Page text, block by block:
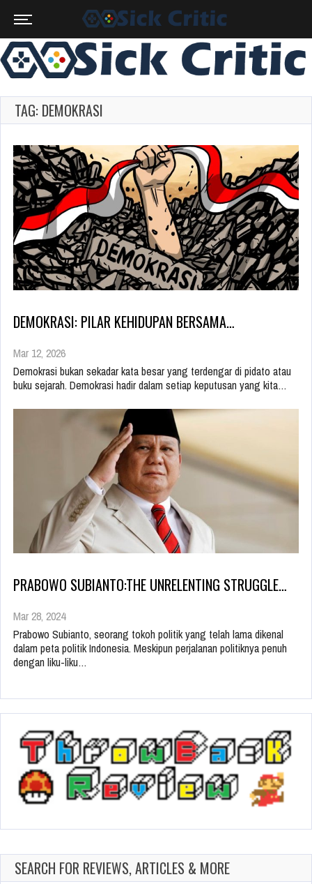
TAG: DEMOKRASI
DEMOKRASI: PILAR KEHIDUPAN BERSAMA…
Mar 12, 2026
Demokrasi bukan sekadar kata besar yang terdengar di pidato atau
buku sejarah. Demokrasi hadir dalam setiap keputusan yang kita…
PRABOWO SUBIANTO:THE UNRELENTING STRUGGLE…
Mar 28, 2024
Prabowo Subianto, seorang tokoh politik yang telah lama dikenal
dalam peta politik Indonesia. Meskipun perjalanan politiknya penuh
dengan liku-liku…
SEARCH FOR REVIEWS, ARTICLES & MORE